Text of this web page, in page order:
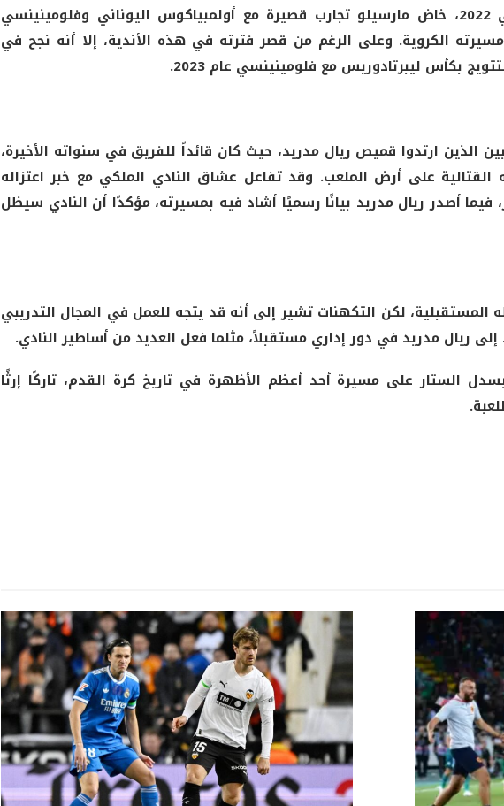
بعد رحيله عن ريال مدريد في 2022، خاض مارسيلو تجارب قصيرة مع أولمبياكوس اليوناني وفلومينينسي
مسيرته الكروية. وعلى الرغم من قصر فترته في هذه الأندية، إلا أنه نجح في
بكأس ليبرتادوريس مع فلومينينسي عام 2023.
الذين ارتدوا قميص ريال مدريد، حيث كان قائداً للفريق في سنواته الأخيرة،
على أرض الملعب. وقد تفاعل عشاق النادي الملكي مع خبر اعتزاله
فيما أصدر ريال مدريد بيانًا رسميًا أشاد فيه بمسيرته، مؤكدًا أن النادي سيظل
لكن التكهنات تشير إلى أنه قد يتجه للعمل في المجال التدريبي
إلى ريال مدريد في دور إداري مستقبلاً، مثلما فعل العديد من أساطير النادي.
الستار على مسيرة أحد أعظم الأظهرة في تاريخ كرة القدم، تاركًا إرثًا